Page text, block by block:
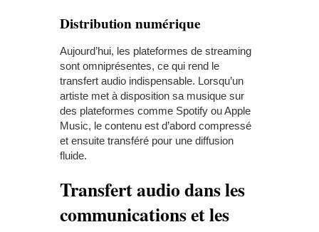
Distribution numérique
Aujourd’hui, les plateformes de streaming
sont omniprésentes, ce qui rend le
transfert audio indispensable. Lorsqu’un
artiste met à disposition sa musique sur
des plateformes comme Spotify ou Apple
Music, le contenu est d’abord compressé
et ensuite transféré pour une diffusion
fluide.
Transfert audio dans les
communications et les